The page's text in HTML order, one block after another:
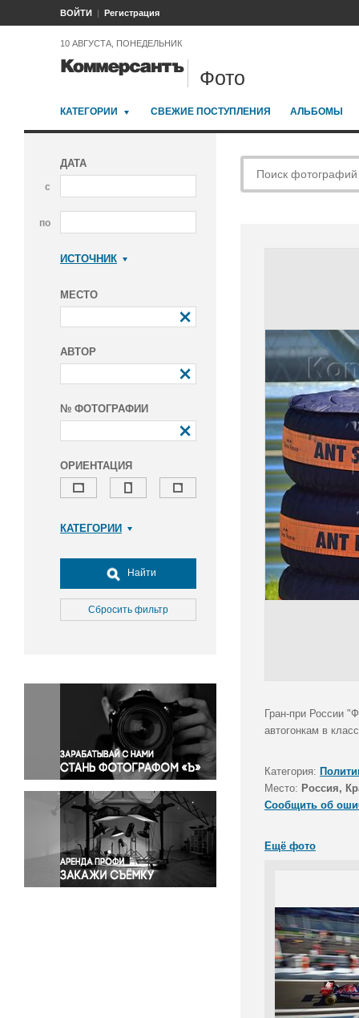
ВОЙТИ Регистрация
10 АВГУСТА, ПОНЕДЕЛЬНИК
Фото
КАТЕГОРИИ СВЕЖИЕ ПОСТУПЛЕНИЯ АЛЬБОМЫ
ДАТА
с
по
ИСТОЧНИК
МЕСТО
АВТОР
№ ФОТОГРАФИИ
ОРИЕНТАЦИЯ
КАТЕГОРИИ
Досуг, туризм и отдых
Культура
Медицина
Окружающая среда
Политика
Правосудие
Происшествия и конфликты
Религия
Светская жизнь
Спорт
Экология
Экономика и бизнес
Найти
Сбросить фильтр
Гран-при России
автогонкам в
Категория:
Место: Россия,
Сообщить об
Ещё фото